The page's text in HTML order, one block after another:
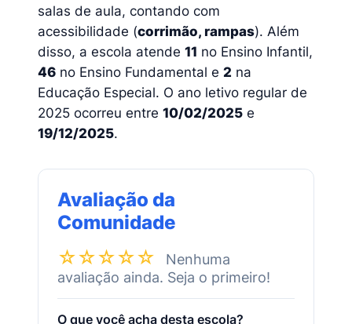
salas de aula, contando com
acessibilidade (corrimão, rampas). Além
disso, a escola atende 11 no Ensino Infantil,
46 no Ensino Fundamental e 2 na
Educação Especial. O ano letivo regular de
2025 ocorreu entre 10/02/2025 e
19/12/2025.
Avaliação da
Comunidade
☆☆☆☆☆
Nenhuma
avaliação ainda. Seja o primeiro!
O que você acha desta escola?